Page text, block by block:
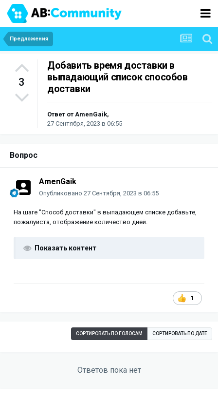
Предложения
3
Добавить время доставки в
выпадающий список способов
доставки
Ответ от AmenGaik,
27 Сентября, 2023 в 06:55
Вопрос
AmenGaik
Опубликовано 27 Сентября, 2023 в 06:55
На шаге "Способ доставки" в выпадающем списке добавьте,
пожалуйста, отображение количество дней.
Показать контент
1
СОРТИРОВАТЬ ПО ГОЛОСАМ СОРТИРОВАТЬ ПО ДАТЕ
Ответов пока нет